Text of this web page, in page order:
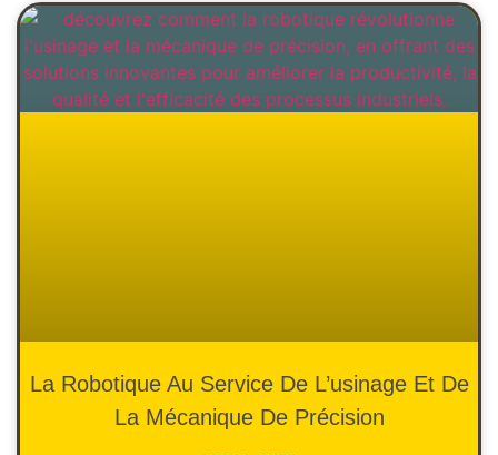
La Robotique Au Service De L’usinage Et De
La Mécanique De Précision